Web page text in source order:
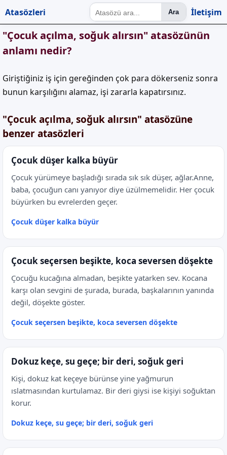
Atasözleri Ara İletişim
"Çocuk açılma, soğuk alırsın" atasözünün
anlamı nedir?
Giriştiğiniz iş için gereğinden çok para dökerseniz sonra
bunun karşılığını alamaz, işi zararla kapatırsınız.
"Çocuk açılma, soğuk alırsın" atasözüne
benzer atasözleri
Çocuk düşer kalka büyür
Çocuk yürümeye başladığı sırada sık sık düşer, ağlar.Anne,
baba, çocuğun canı yanıyor diye üzülmemelidir. Her çocuk
büyürken bu evrelerden geçer.
Çocuk düşer kalka büyür
Çocuk seçersen beşikte, koca seversen döşekte
Çocuğu kucağına almadan, beşikte yatarken sev. Kocana
karşı olan sevgini de şurada, burada, başkalarının yanında
değil, döşekte göster.
Çocuk seçersen beşikte, koca seversen döşekte
Dokuz keçe, su geçe; bir deri, soğuk geri
Kişi, dokuz kat keçeye bürünse yine yağmurun
ıslatmasından kurtulamaz. Bir deri giysi ise kişiyi soğuktan
korur.
Dokuz keçe, su geçe; bir deri, soğuk geri